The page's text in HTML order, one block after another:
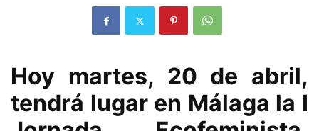
Hoy martes, 20 de abril,
tendrá lugar en Málaga la I